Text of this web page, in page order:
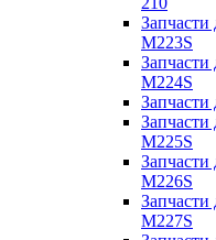
Запчасти
M223S
Запчасти
M224S
Запчасти
Запчасти
M225S
Запчасти
M226S
Запчасти
M227S